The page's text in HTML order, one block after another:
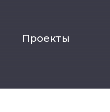
Проекты